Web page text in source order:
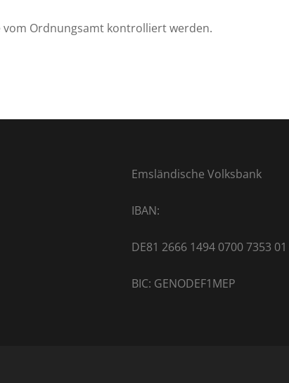
Ordnungsamt kontrolliert werden.
Emsländische Volksbank
IBAN:
DE81 2666 1494 0700 7353 01
BIC: GENODEF1MEP